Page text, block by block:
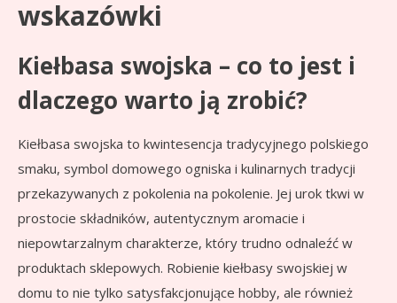
wskazówki
Kiełbasa swojska – co to jest i
dlaczego warto ją zrobić?
Kiełbasa swojska to kwintesencja tradycyjnego polskiego
smaku, symbol domowego ogniska i kulinarnych tradycji
przekazywanych z pokolenia na pokolenie. Jej urok tkwi w
prostocie składników, autentycznym aromacie i
niepowtarzalnym charakterze, który trudno odnaleźć w
produktach sklepowych. Robienie kiełbasy swojskiej w
domu to nie tylko satysfakcjonujące hobby, ale również